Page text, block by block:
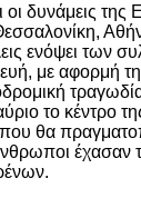
οι δυνάμεις
ενόψει των
με αφορμή
το κέντρο
θα
έχασαν